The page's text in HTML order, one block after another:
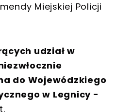
Miejskiej Policji
udział w
do Wojewódzkiego
w Legnicy -